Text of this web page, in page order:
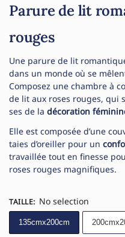
Parure de lit
rouges
Une parure de lit
dans un monde où se
Composez une chambre à
de lit aux roses rouges, qui
ses de la décoration
Elle est composée d’une
taies d’oreiller pour un
travaillée tout en finesse
roses rouges magnifiques.
TAILLE: No selection
135cmx200cm